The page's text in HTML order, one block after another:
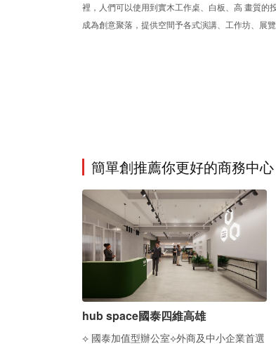
裡，人們可以使用到實木工作桌、白板、高 畫質
成為創意聚落，提供空間予各式演講、工作坊、展
簡單創推薦你更好的商務中心
hub space國泰四維高雄
⟡ 國泰加值型辦公室⟡外商及中小企業首選